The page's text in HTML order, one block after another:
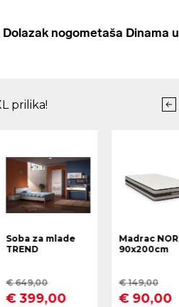
Dolazak nogometaša Dinama u